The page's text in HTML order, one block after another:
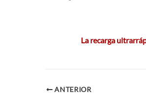
La recarga
ANTERIOR